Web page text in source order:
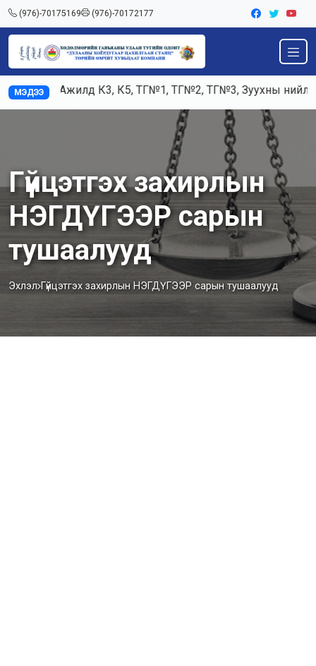
(976)-70175169 (976)-70172177
МЭДЭЭ Ажилд К3, К5, ТГ№1, ТГ№2, ТГ№3, Зуухны нийлбэр
Гүйцэтгэх захирлын
НЭГДҮГЭЭР сарын
тушаалууд
Эхлэл Гүйцэтгэх захирлын НЭГДҮГЭЭР сарын тушаалууд